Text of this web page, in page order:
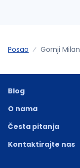
Posao Gornji
Blog
O nama
Česta pitanja
Kontaktirajte nas